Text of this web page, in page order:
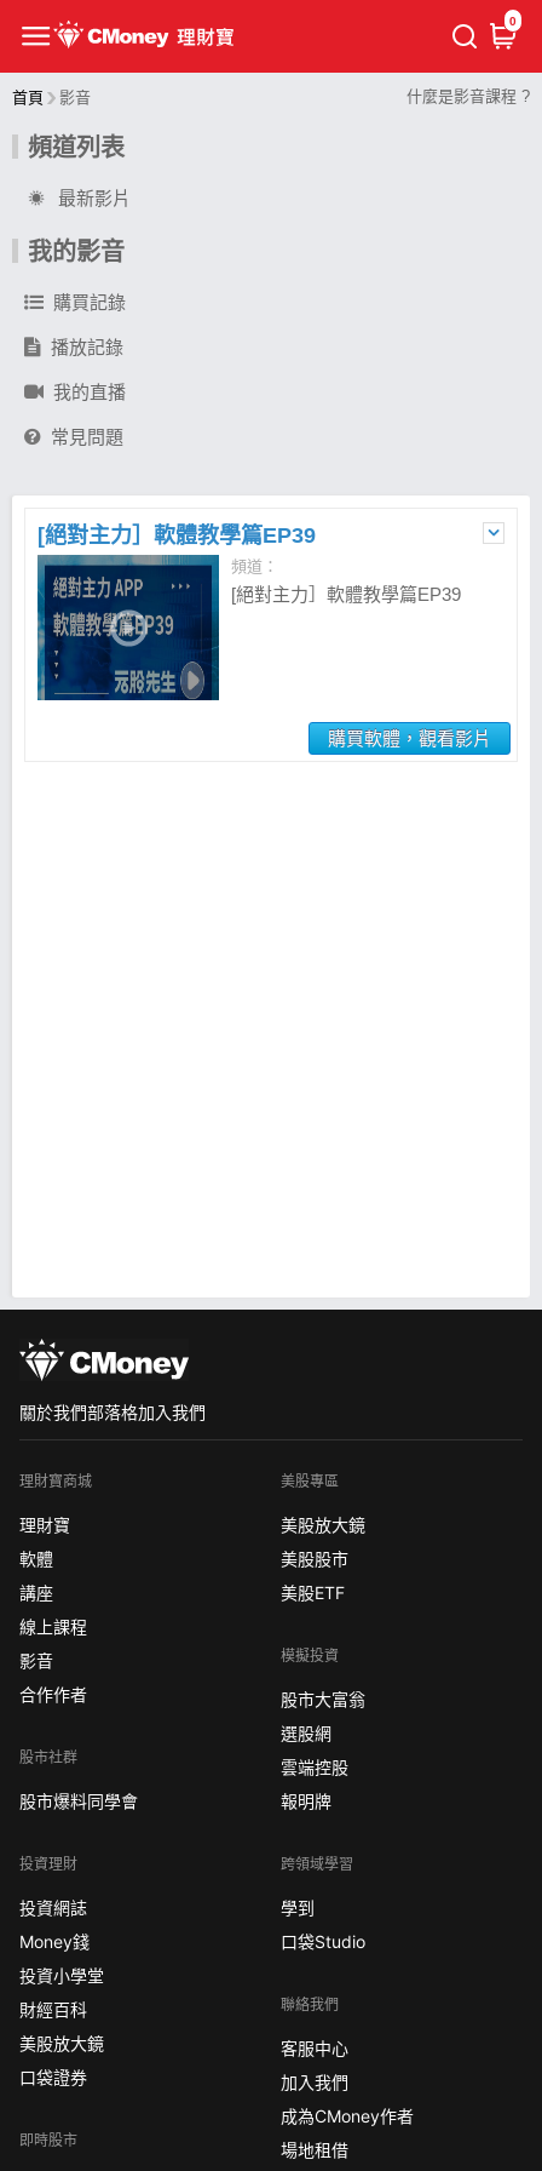
0
首頁 影音 什麼是影音課程 ?
頻道列表
最新影片
我的影音
購買記錄
播放記錄
我的直播
常見問題
[絕對主力］軟體教學篇EP39
頻道：
[絕對主力］軟體教學篇EP39
購買軟體，觀看影片
關於我們部落格加入我們
理財寶商城
理財寶
軟體
講座
線上課程
影音
合作作者
股市社群
股市爆料同學會
投資理財
投資網誌
Money錢
投資小學堂
財經百科
美股放大鏡
口袋證券
即時股市
美股專區
美股放大鏡
美股股市
美股ETF
模擬投資
股市大富翁
選股網
雲端控股
報明牌
跨領域學習
學到
口袋Studio
聯絡我們
客服中心
加入我們
成為CMoney作者
場地租借